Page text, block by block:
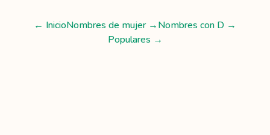
← InicioNombres de mujer→Nombres con D →
Populares →